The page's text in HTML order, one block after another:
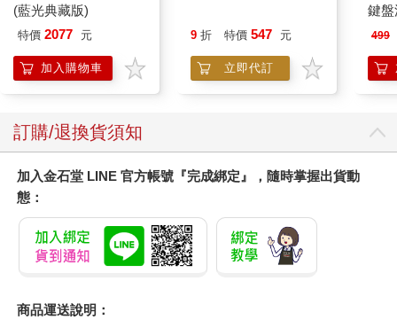
(藍光典藏版)
特價 2077 元
加入購物車
9 折 特價 547 元
立即代訂
鍵盤
499
訂購/退換貨須知
加入金石堂 LINE 官方帳號『完成綁定』，隨時掌握出貨動
態：
商品運送說明：